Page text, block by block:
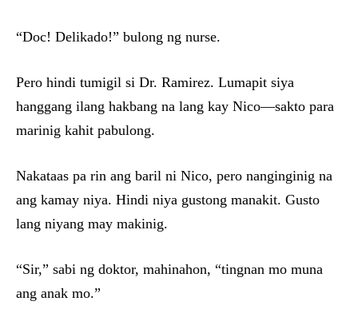
“Doc! Delikado!” bulong ng nurse.
Pero hindi tumigil si Dr. Ramirez. Lumapit siya
hanggang ilang hakbang na lang kay Nico—sakto para
marinig kahit pabulong.
Nakataas pa rin ang baril ni Nico, pero nanginginig na
ang kamay niya. Hindi niya gustong manakit. Gusto
lang niyang may makinig.
“Sir,” sabi ng doktor, mahinahon, “tingnan mo muna
ang anak mo.”